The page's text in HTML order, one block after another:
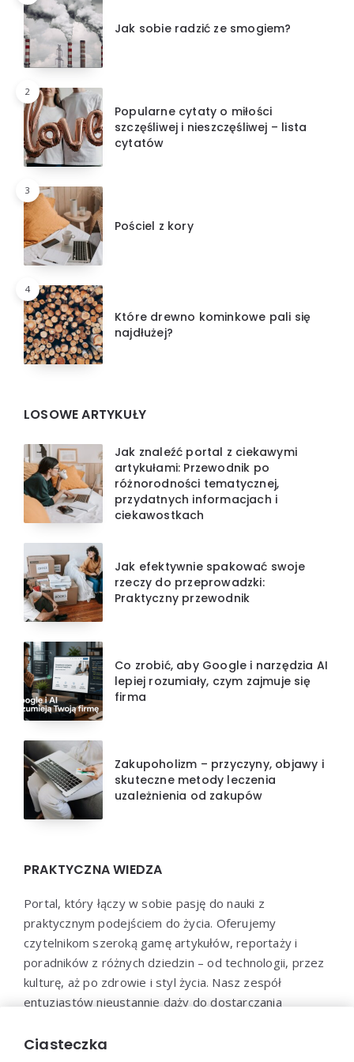
Jak sobie radzić ze smogiem?
2
Popularne cytaty o miłości
szczęśliwej i nieszczęśliwej – lista
cytatów
3
Pościel z kory
4
Które drewno kominkowe pali się
najdłużej?
LOSOWE ARTYKUŁY
Jak znaleźć portal z ciekawymi
artykułami: Przewodnik po
różnorodności tematycznej,
przydatnych informacjach i
ciekawostkach
Jak efektywnie spakować swoje
rzeczy do przeprowadzki:
Praktyczny przewodnik
Co zrobić, aby Google i narzędzia AI
lepiej rozumiały, czym zajmuje się
firma
Zakupoholizm – przyczyny, objawy i
skuteczne metody leczenia
uzależnienia od zakupów
PRAKTYCZNA WIEDZA
Portal, który łączy w sobie pasję do nauki z
praktycznym podejściem do życia. Oferujemy
czytelnikom szeroką gamę artykułów, reportaży i
poradników z różnych dziedzin – od technologii, przez
kulturę, aż po zdrowie i styl życia. Nasz zespół
entuzjastów nieustannie dąży do dostarczania
poszerzyć horyzonty i efektywnie wykorzystać
Ciasteczka